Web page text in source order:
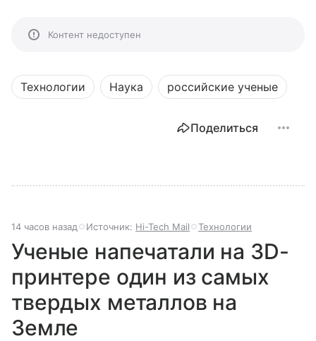
Контент недоступен
Технологии Наука российские ученые
Поделиться
14 часов назад Источник: Hi-Tech Mail Технологии
Ученые напечатали на 3D-
принтере один из самых
твердых металлов на
Земле